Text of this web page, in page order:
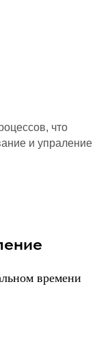
что
и упраление
времени